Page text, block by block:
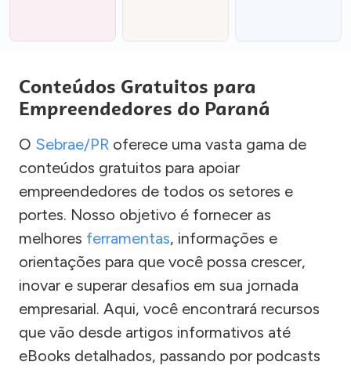
Conteúdos Gratuitos para
Empreendedores do Paraná
O Sebrae/PR oferece uma vasta gama de
conteúdos gratuitos para apoiar
empreendedores de todos os setores e
portes. Nosso objetivo é fornecer as
melhores ferramentas, informações e
orientações para que você possa crescer,
inovar e superar desafios em sua jornada
empresarial. Aqui, você encontrará recursos
que vão desde artigos informativos até
eBooks detalhados, passando por podcasts